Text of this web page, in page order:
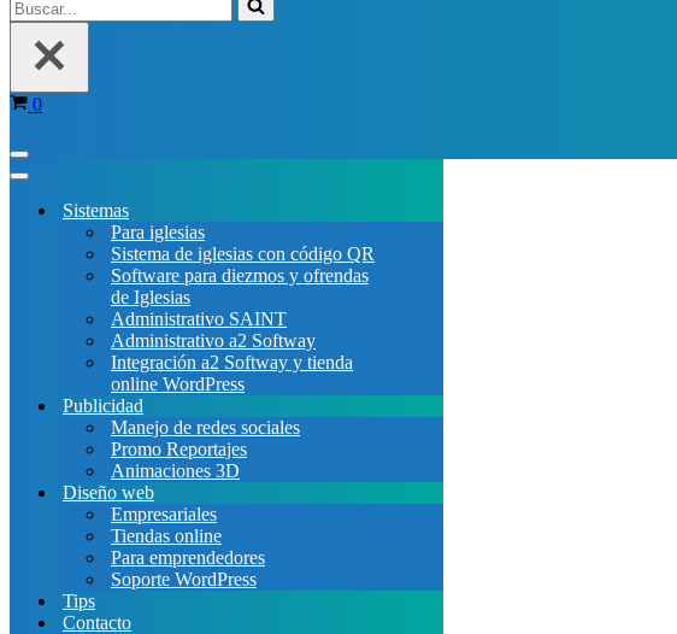
Carrito
0
Menú
de
Menú
navegaciónSistemas
Para iglesias
Sistema de iglesias con código QR
Software para diezmos y ofrendas
de Iglesias
Administrativo SAINT
Administrativo a2 Softway
Integración a2 Softway y tienda
online WordPress
Publicidad
Manejo de redes sociales
Promo Reportajes
Animaciones 3D
Diseño web
Empresariales
Tiendas online
Para emprendedores
Soporte WordPress
Tips
Contacto